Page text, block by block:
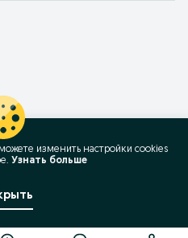
изменить настройки cookies
Узнать больше